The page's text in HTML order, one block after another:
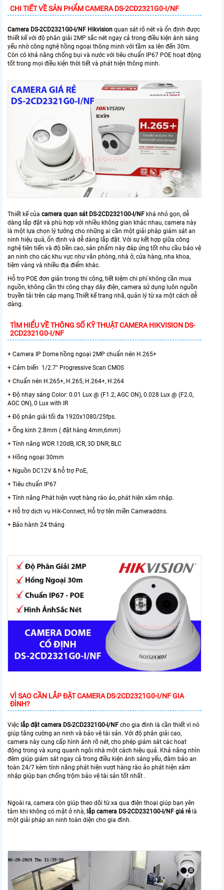
CHI TIẾT VỀ SẢN PHẨM CAMERA DS-2CD2321G0-I/NF
Camera DS-2CD2321G0-I/NF Hikvision quan sát rõ nét và ổn định được
thiết kế với độ phân giải 2MP sắc nét ngay cả trong điều kiện ánh sáng
yếu nhờ công nghệ hồng ngoại thông minh với tầm xa lên đến 30m.
Còn có khả năng chống bụi và nước với tiêu chuẩn IP67 POE hoạt động
tốt trong mọi điều kiện thời tiết và phát hiện thông minh.
Thiết kế của camera quan sát DS-2CD2321G0-I/NF khá nhỏ gọn, dễ
dàng lắp đặt và phù hợp với nhiều không gian khác nhau, camera này
là một lựa chọn lý tưởng cho những ai cần một giải pháp giám sát an
ninh hiệu quả, ổn định và dễ dàng lắp đặt. Với sự kết hợp giữa công
nghệ tiên tiến và độ bền cao, sản phẩm này đáp ứng tốt nhu cầu bảo vệ
an ninh cho các khu vực như văn phòng, nhà ở, cửa hàng, nha khoa,
tiệm vàng và nhiều địa điểm khác.
Hỗ trợ POE đơn giản trong thi công, tiết kiệm chi phí không cần mua
nguồn, không cần thi công chạy dây điện, camera sử dụng luôn nguồn
truyền tải trên cáp mạng.Thiết kế trang nhã, quản lý từ xa một cách dễ
dàng.
TÌM HIỂU VỀ THÔNG SỐ KỸ THUẬT CAMERA HIKVISION DS-
2CD2321G0-I/NF
+ Camera IP Dome hồng ngoại 2MP chuẩn nén H.265+
+ Cảm biến 1/2.7" Progressive Scan CMOS
+ Chuẩn nén H.265+, H.265, H.264+, H.264
+ Độ nhạy sáng Color: 0.01 Lux @ (F1.2, AGC ON), 0.028 Lux @ (F2.0,
AGC ON), 0 Lux with IR
+ Độ phân giải tối đa 1920x1080/25fps.
+ Ống kinh 2.8mm ( đặt hàng 4mm,6mm)
+ Tính năng WDR 120dB, ICR, 3D DNR, BLC
+ Hồng ngoại 30mm
+ Nguồn DC12V & hỗ trợ PoE,
+ Tiêu chuẩn IP67
+ Tính năng Phát hiện vượt hàng rào ảo, phát hiện xâm nhập.
+ Hỗ trợ dịch vụ Hik-Connect, Hỗ trợ tên miền Cameraddns.
+ Bảo hành 24 tháng
VÌ SAO CẦN LẮP ĐẶT CAMERA DS-2CD2321G0-I/NF GIA
ĐÌNH?
Việc lắp đặt camera DS-2CD2321G0-I/NF cho gia đình là cần thiết vì nó
giúp tăng cường an ninh và bảo vệ tài sản. Với độ phân giải cao,
camera này cung cấp hình ảnh rõ nét, cho phép giám sát các hoạt
động trong và xung quanh ngôi nhà một cách hiệu quả. Khả năng nhìn
đêm giúp giám sát ngay cả trong điều kiện ánh sáng yếu, đảm bảo an
toàn 24/7 kèm tính năng phát hiện vượt hàng rào ảo phát hiện xâm
nhập giúp bạn chống trộm bảo vệ tài sản tốt nhất .
Ngoài ra, camera còn giúp theo dõi từ xa qua điện thoại giúp bạn yên
tâm khi không có mặt ở nhà, lắp camera DS-2CD2321G0-I/NF giá rẻlà
một giải pháp an ninh toàn diện cho gia đình.